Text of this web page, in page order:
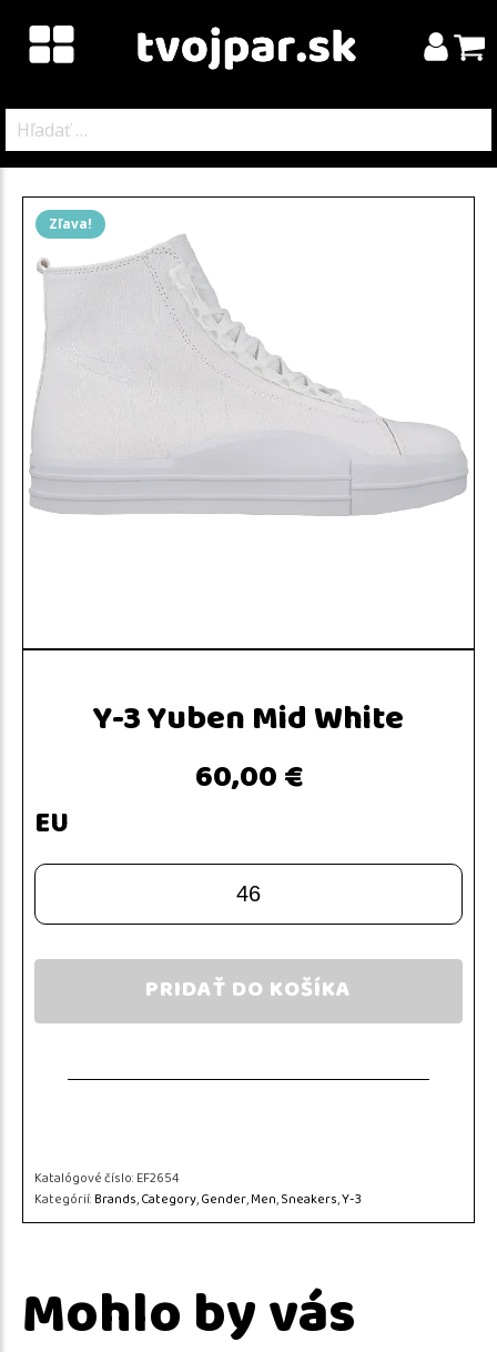
Zľava!
Y-3 Yuben Mid White
60,00 €
EU
46
PRIDAŤ DO KOŠÍKA
Katalógové číslo:EF2654
Kategórií:Brands,Category,Gender,Men,Sneakers,Y-3
Mohlo by vás